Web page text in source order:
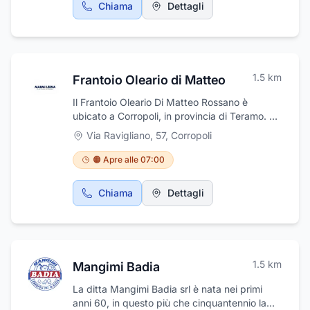
Chiama Dettagli
Frantoio Oleario di Matteo 1.5 km
Il Frantoio Oleario Di Matteo Rossano è
ubicato a Corropoli, in provincia di Teramo. Da
anni è un vero e proprio punto di riferimento
per la qualità e genuinità dei prodotti oleari.
La preziosa arte della molitura, è tramandata
di padre in figlio da 4 generazioni,
garantendo un'ottima qualità dell'olio di oliva
prodotto.
Via Ravigliano, 57, Corropoli
🟠 Apre alle 07:00
Chiama Dettagli
Mangimi Badia 1.5 km
La ditta Mangimi Badia srl è nata nei primi
anni 60, in questo più che cinquantennio la